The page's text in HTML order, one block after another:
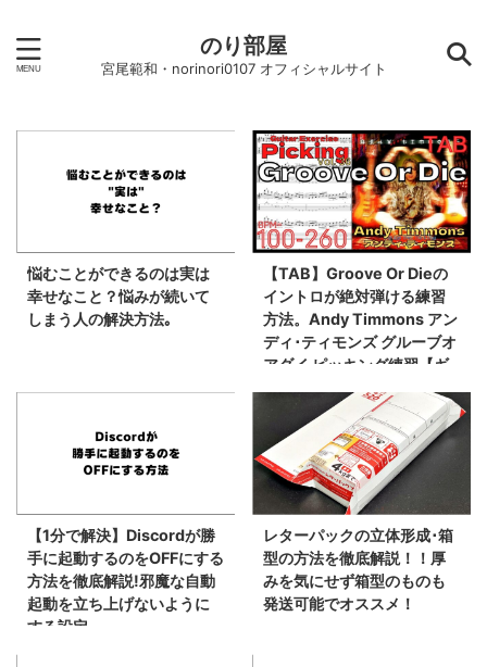
のり部屋
宮尾範和・norinori0107 オフィシャルサイト
悩むことができるのは実は
幸せなこと？悩みが続いて
しまう人の解決方法｡
【TAB】Groove Or Dieの
イントロが絶対弾ける練習
方法。Andy Timmons アン
ディ･ティモンズ グルーブオ
アダイ ピッキング練習【ギ
【1分で解決】Discordが勝
手に起動するのをOFFにする
方法を徹底解説!邪魔な自動
起動を立ち上げないように
する設定。
レターパックの立体形成･箱
型の方法を徹底解説！！厚
みを気にせず箱型のものも
発送可能でオススメ！